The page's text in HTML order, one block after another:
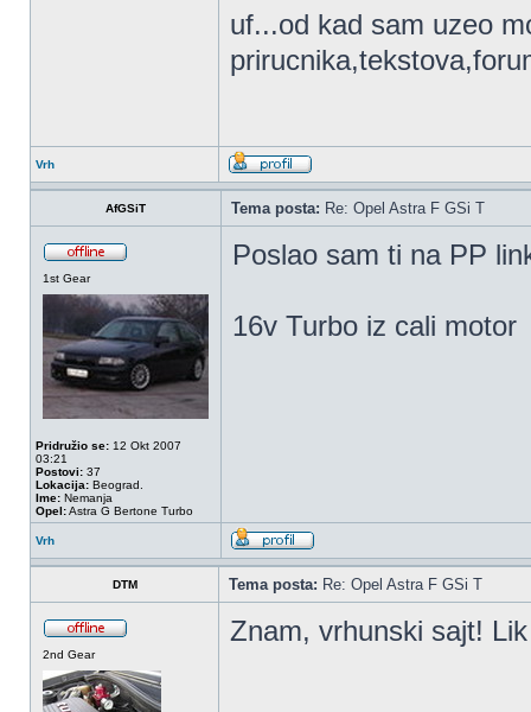
uf...od kad sam uzeo
Vrh
AfGSiT Tema posta: Re: Opel Astra F GSi T
1st Gear
Pridružio se: 12 Okt 2007
03:21
Postovi: 37
Lokacija: Beograd.
Ime: Nemanja
Opel:Astra G Bertone Turbo
Poslao sam ti na PP
16v Turbo iz cali motor
Vrh
DTM Tema posta: Re: Opel Astra F GSi T
2nd Gear
Znam, vrhunski sajt!